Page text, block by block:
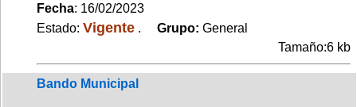
Fecha: 16/02/2023
Estado: Vigente . Grupo: General
Tamaño:6 kb
Bando Municipal